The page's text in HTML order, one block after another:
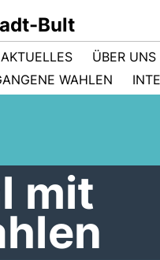
Bult
AKTUELLES ÜBER UNS
WAHLEN
mit